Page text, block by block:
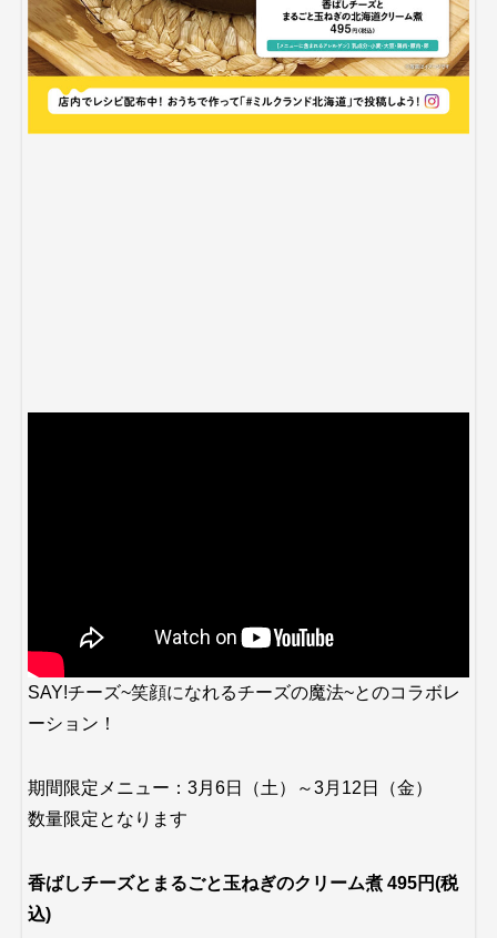
SAY!チーズ~笑顔になれるチーズの魔法~とのコラボレ
ーション！
期間限定メニュー：3月6日（土）～3月12日（金）
数量限定となります
香ばしチーズとまるごと玉ねぎのクリーム煮 495円(税
込)